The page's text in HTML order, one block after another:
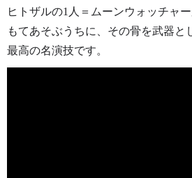
ヒトザルの1人＝ムーンウォッチャ
もてあそぶうちに、その骨を武器
最高の名演技です。